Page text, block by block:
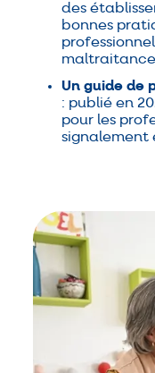
des
bonnes
Un guide de
: publié en
pour les
signalement